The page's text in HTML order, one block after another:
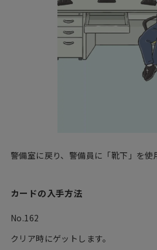
警備室に戻り、警備員に「靴下」を使
カードの入手方法
No.162
クリア時にゲットします。